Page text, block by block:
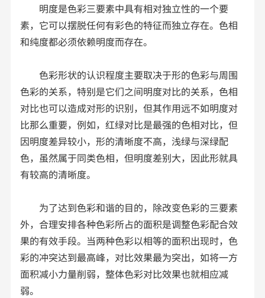
明度是色彩三要素中具有相对独立性的一个要
素，它可以摆脱任何有彩色的特征而独立存在。色相
和纯度都必须依赖明度而存在。
色彩形状的认识程度主要取决于形的色彩与周围
色彩的关系，特别是它们之间明度对比的关系，色相
对比也可以造成对形的识别，但其作用远不如明度对
比那么重要，例如，红绿对比是最强的色相对比，但
因明度差异较小，形的清晰度不高，浅绿与深绿配
色，虽然属于同类色相，但明度差别大，因此形就具
有较高的清晰度。
为了达到色彩和谐的目的，除改变色彩的三要素
外，合理安排各种色彩所占的面积是调整色彩配合效
果的有效手段。当两种色彩以相等的面积出现时，色
彩的冲突达到最高峰，对比效果最为突出，如将一方
面积减小力量削弱，整体色彩对比效果也就相应减
弱。